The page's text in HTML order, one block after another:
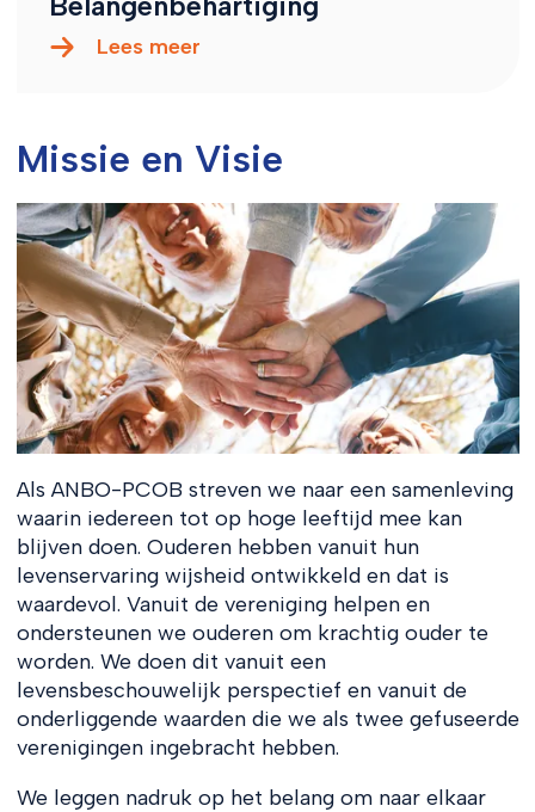
Lees meer
Missie en Visie
Als ANBO-PCOB streven we naar een samenleving
waarin iedereen tot op hoge leeftijd mee kan
blijven doen. Ouderen hebben vanuit hun
levenservaring wijsheid ontwikkeld en dat is
waardevol. Vanuit de vereniging helpen en
ondersteunen we ouderen om krachtig ouder te
worden. We doen dit vanuit een
levensbeschouwelijk perspectief en vanuit de
onderliggende waarden die we als twee gefuseerde
verenigingen ingebracht hebben.
We leggen nadruk op het belang om naar elkaar